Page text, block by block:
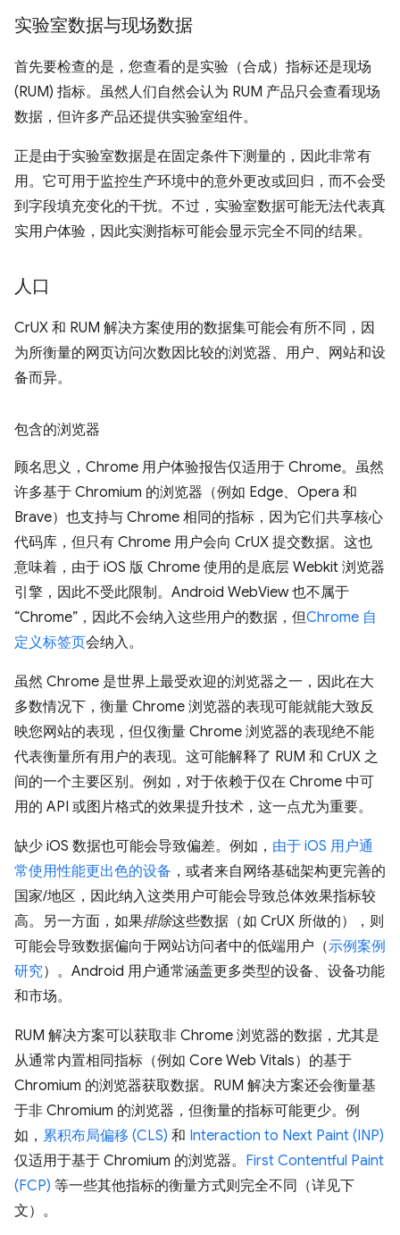
实验室数据与现场数据
首先要检查的是，您查看的是实验（合成）指标还是现场
(RUM) 指标。虽然人们自然会认为 RUM 产品只会查看现场
数据，但许多产品还提供实验室组件。
正是由于实验室数据是在固定条件下测量的，因此非常有
用。它可用于监控生产环境中的意外更改或回归，而不会受
到字段填充变化的干扰。不过，实验室数据可能无法代表真
实用户体验，因此实测指标可能会显示完全不同的结果。
人口
CrUX 和 RUM 解决方案使用的数据集可能会有所不同，因
为所衡量的网页访问次数因比较的浏览器、用户、网站和设
备而异。
包含的浏览器
顾名思义，Chrome 用户体验报告仅适用于 Chrome。虽然
许多基于 Chromium 的浏览器（例如 Edge、Opera 和
Brave）也支持与 Chrome 相同的指标，因为它们共享核心
代码库，但只有 Chrome 用户会向 CrUX 提交数据。这也
意味着，由于 iOS 版 Chrome 使用的是底层 Webkit 浏览器
引擎，因此不受此限制。Android WebView 也不属于
“Chrome”，因此不会纳入这些用户的数据，但Chrome 自
定义标签页会纳入。
虽然 Chrome 是世界上最受欢迎的浏览器之一，因此在大
多数情况下，衡量 Chrome 浏览器的表现可能就能大致反
映您网站的表现，但仅衡量 Chrome 浏览器的表现绝不能
代表衡量所有用户的表现。这可能解释了 RUM 和 CrUX 之
间的一个主要区别。例如，对于依赖于仅在 Chrome 中可
用的 API 或图片格式的效果提升技术，这一点尤为重要。
缺少 iOS 数据也可能会导致偏差。例如， 由于 iOS 用户通
常使用性能更出色的设备 ，或者来自网络基础架构更完善的
国家/地区，因此纳入这类用户可能会导致总体效果指标较
高。另一方面，如果排除这些数据（如 CrUX 所做的），则
可能会导致数据偏向于网站访问者中的低端用户（示例案例
研究）。Android 用户通常涵盖更多类型的设备、设备功能
和市场。
RUM 解决方案可以获取非 Chrome 浏览器的数据，尤其是
从通常内置相同指标（例如 Core Web Vitals）的基于
Chromium 的浏览器获取数据。RUM 解决方案还会衡量基
于非 Chromium 的浏览器，但衡量的指标可能更少。例
如， 累积布局偏移 (CLS) 和 Interaction to Next Paint (INP)
仅适用于基于 Chromium 的浏览器。 First Contentful Paint
(FCP) 等一些其他指标的衡量方式则完全不同（详见下
文）。